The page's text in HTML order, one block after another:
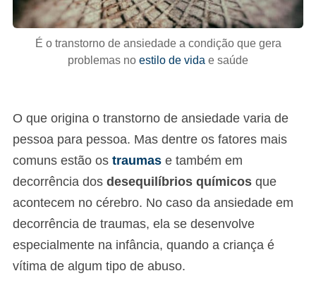
É o transtorno de ansiedade a condição que gera
problemas no estilo de vida e saúde
O que origina o transtorno de ansiedade varia de
pessoa para pessoa. Mas dentre os fatores mais
comuns estão os traumas e também em
decorrência dos desequilíbrios químicos que
acontecem no cérebro. No caso da ansiedade em
decorrência de traumas, ela se desenvolve
especialmente na infância, quando a criança é
vítima de algum tipo de abuso.